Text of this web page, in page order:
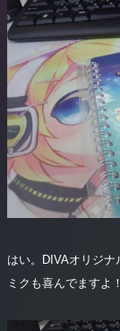
はい。DIVAオリジナ
ミクも喜んでますよ